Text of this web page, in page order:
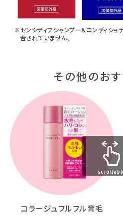
※センシティブシャンプー＆コンディシ
合されていません。
その他のお
コラージュフルフル育毛